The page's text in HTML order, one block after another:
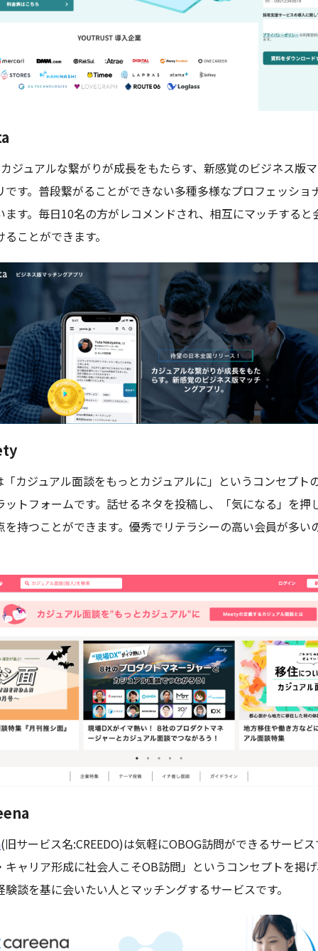
ジュアルな繋がりが成長をもたらす、新感覚のビジネス版
です。普段繋がることができない多種多様なプロフェッショ
ます。毎日10名の方がレコメンドされ、相互にマッチすると
ことができます。
「カジュアル面談をもっとカジュアルに」というコンセプト
ットフォームです。話せるネタを投稿し、「気になる」を押
を持つことができます。優秀でリテラシーの高い会員が多い
(旧サービス名:CREEDO)は気軽にOBOG訪問ができるサービ
キャリア形成に社会人こそOB訪問」というコンセプトを掲
験談を基に会いたい人とマッチングするサービスです。